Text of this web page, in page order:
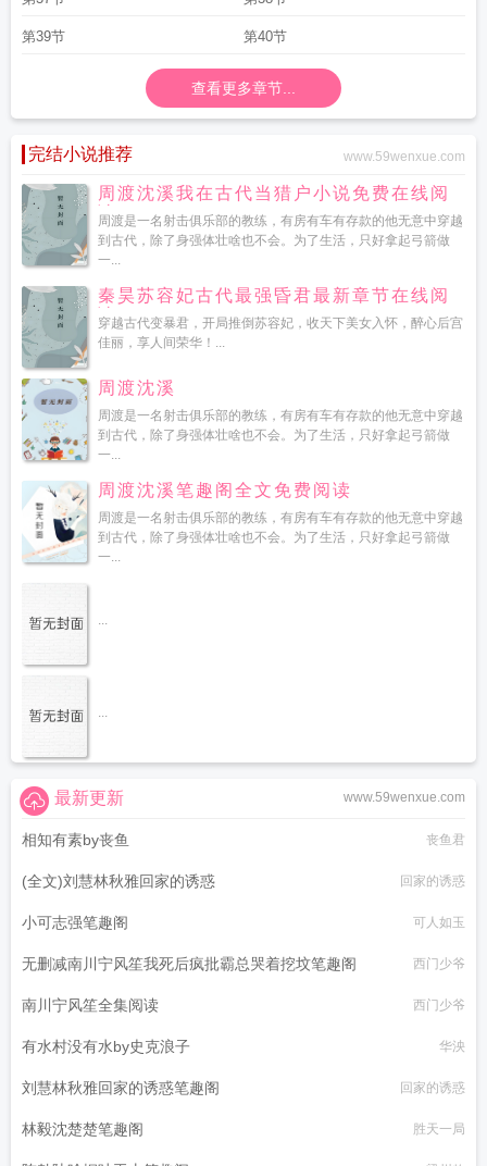
第39节 第40节
查看更多章节...
完结小说推荐 www.59wenxue.com
周渡沈溪我在古代当猎户小说免费在线阅
读
周渡是一名射击俱乐部的教练，有房有车有存款的他无意中穿越
到古代，除了身强体壮啥也不会。为了生活，只好拿起弓箭做
一...
秦昊苏容妃古代最强昏君最新章节在线阅
读
穿越古代变暴君，开局推倒苏容妃，收天下美女入怀，醉心后宫
佳丽，享人间荣华！...
周渡沈溪
周渡是一名射击俱乐部的教练，有房有车有存款的他无意中穿越
到古代，除了身强体壮啥也不会。为了生活，只好拿起弓箭做
一...
周渡沈溪笔趣阁全文免费阅读
周渡是一名射击俱乐部的教练，有房有车有存款的他无意中穿越
到古代，除了身强体壮啥也不会。为了生活，只好拿起弓箭做
一...
...
...
www.59wenxue.com
最新更新
相知有素by丧鱼 丧鱼君
(全文)刘慧林秋雅回家的诱惑 回家的诱惑
小可志强笔趣阁 可人如玉
无删减南川宁风笙我死后疯批霸总哭着挖坟笔趣阁 西门少爷
南川宁风笙全集阅读 西门少爷
有水村没有水by史克浪子 华泱
刘慧林秋雅回家的诱惑笔趣阁 回家的诱惑
林毅沈楚楚笔趣阁 胜天一局